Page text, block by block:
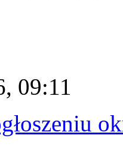
09:11